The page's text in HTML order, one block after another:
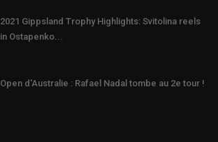
2021 Gippsland Trophy Highlights: Svitolina reels
in Ostapenko...
Open d'Australie : Rafael Nadal tombe au 2e tour !